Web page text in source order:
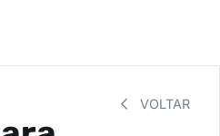
VOLTAR